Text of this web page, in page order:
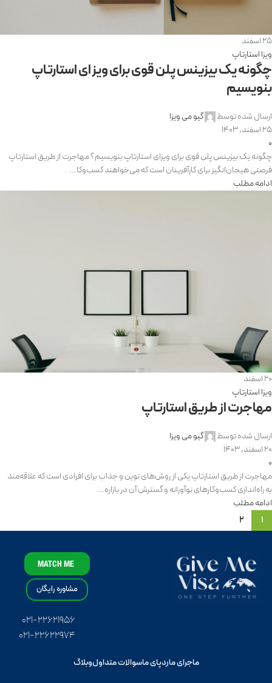
25اسفند
ویزا استارتاپ
چگونه یک بیزینس پلن قوی برای ویزای استارتاپ
بنویسیم
ارسال شده توسط
گیو می ویزا
25 اسفند, 1403
0
چگونه یک بیزینس پلن قوی برای ویزای استارتاپ بنویسیم؟ مهاجرت از طریق استارتاپ
فرصتی هیجان‌انگیز برای کارآفرینان است که می‌خواهند کسب‌وکا...
ادامه مطلب
20اسفند
ویزا استارتاپ
مهاجرت از طریق استارتاپ
ارسال شده توسط
گیو می ویزا
20 اسفند, 1403
0
مهاجرت از طریق استارتاپ یکی از روش‌های نوین و جذاب برای افرادی است که علاقه‌مند
به راه‌اندازی کسب‌وکارهای نوآورانه و گسترش آن در بازاره...
ادامه مطلب
1
2
MATCH ME
مشاوره رایگان
۰۲۱-۲۲۶۲۱۹۵۶
۰۲۱-۲۲۶۲۲۹۷۴
ماجرای ماردپای ماسوالات متداولوبلاگ